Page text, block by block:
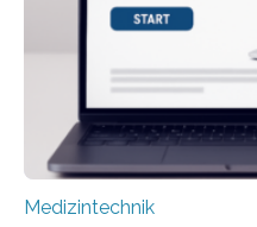
kann dadurch auch die
einbeziehen, auf die
Einfluss nehmen. Das
Medizintechnik